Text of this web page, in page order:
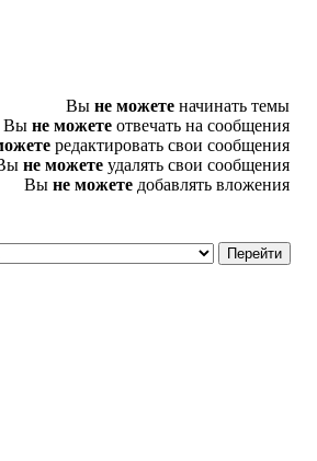
Вы не можете начинать темы
Вы не можете отвечать на сообщения
редактировать свои сообщения
не можете удалять свои сообщения
Вы не можете добавлять вложения